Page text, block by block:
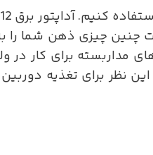
است چنین چیزی ذهن شما
به شبکه مقدور نیست. ولتاژ کار بیشتر دوربین ها ولتاژ ۱۲ ولت